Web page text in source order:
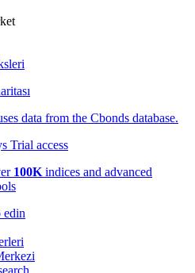
data from the Cbonds database.
Trial access
100K indices and advanced
edin